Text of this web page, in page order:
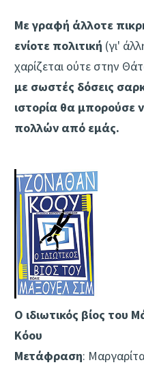
Με γραφή άλλοτε
ενίοτε πολιτική (γι'
χαρίζεται ούτε στην
με σωστές δόσεις
ιστορία θα μπορούσε
πολλών από εμάς.
Ο ιδιωτικός βίος του
Κόου
Μετάφραση: